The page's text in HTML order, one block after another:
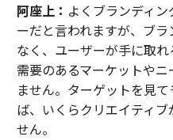
阿座上： よくブランディ
ーだと言われますが、ブ
なく、ユーザーが手に取れ
需要のあるマーケットや
ません。ターゲットを見
ば、いくらクリエイティ
せん。